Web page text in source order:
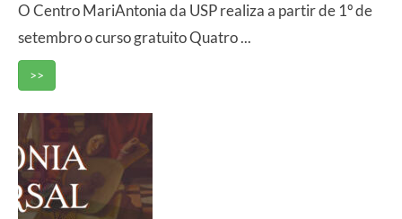
O Centro MariAntonia da USP realiza a partir de 1º de
setembro o curso gratuito Quatro ...
>>